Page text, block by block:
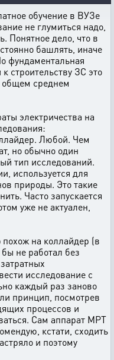
обучение в ВУЗе
не глумиться надо,
Понятное дело, что в
башлять, иначе
фундаментальная
строительству ЗС это
общем среднем
электричества на
Любой. Чем
но обычно один
тип исследований.
используется для
природы. Это такие
Часто запускается
уже не актуален,
на коллайдер (в
не работал без
исследование с
каждый раз заново
принцип, посмотрев
процессов и
Сам аппарат МРТ
кстати, сходить
и поэтому